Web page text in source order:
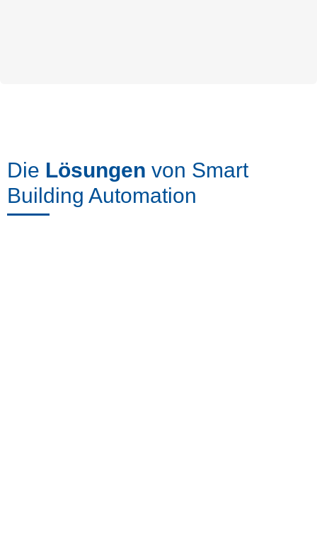
Die Lösungen von Smart
Building Automation